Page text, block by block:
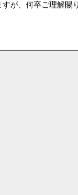
が、何卒ご理解賜